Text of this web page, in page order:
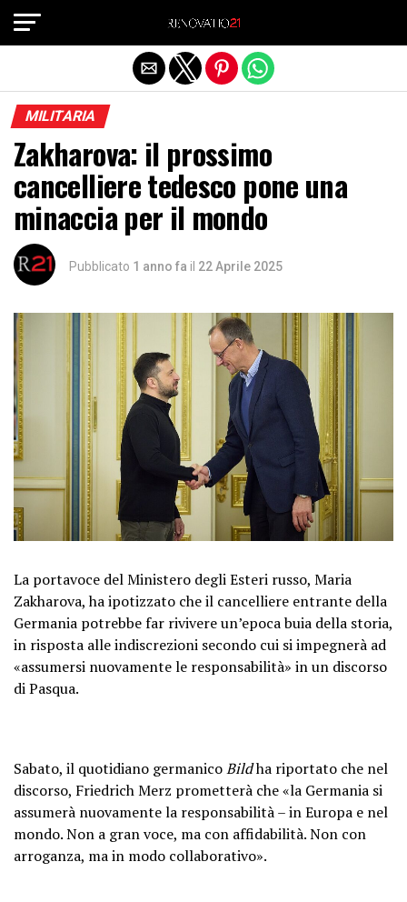
MILITARIA
Zakharova: il prossimo
cancelliere tedesco pone una
minaccia per il mondo
Pubblicato 1 anno fa il 22 Aprile 2025
La portavoce del Ministero degli Esteri russo, Maria
Zakharova, ha ipotizzato che il cancelliere entrante della
Germania potrebbe far rivivere un’epoca buia della storia,
in risposta alle indiscrezioni secondo cui si impegnerà ad
«assumersi nuovamente le responsabilità» in un discorso
di Pasqua.
Sabato, il quotidiano germanicoBildha riportato che nel
discorso, Friedrich Merz prometterà che «la Germania si
assumerà nuovamente la responsabilità – in Europa e nel
mondo. Non a gran voce, ma con affidabilità. Non con
arroganza, ma in modo collaborativo».
Exit mobile version